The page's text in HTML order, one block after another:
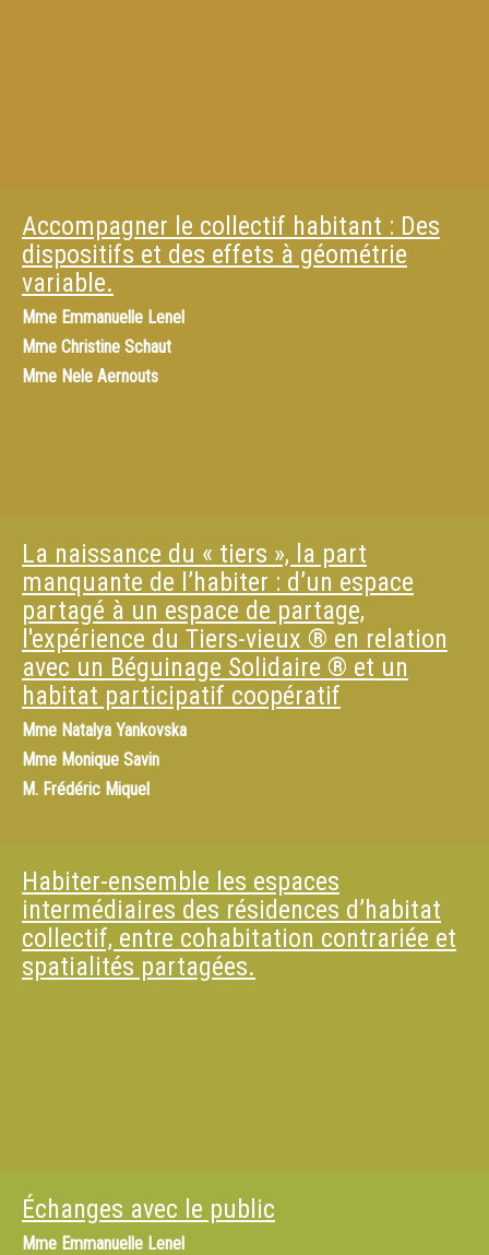
Accompagner le collectif habitant : Des
dispositifs et des effets à géométrie
variable.
Mme Emmanuelle Lenel
Mme Christine Schaut
Mme Nele Aernouts
La naissance du « tiers », la part
manquante de l’habiter : d’un espace
partagé à un espace de partage,
l'expérience du Tiers-vieux ® en relation
avec un Béguinage Solidaire ® et un
habitat participatif coopératif
Mme Natalya Yankovska
Mme Monique Savin
M. Frédéric Miquel
Habiter-ensemble les espaces
intermédiaires des résidences d’habitat
collectif, entre cohabitation contrariée et
spatialités partagées.
Échanges avec le public
Mme Emmanuelle Lenel